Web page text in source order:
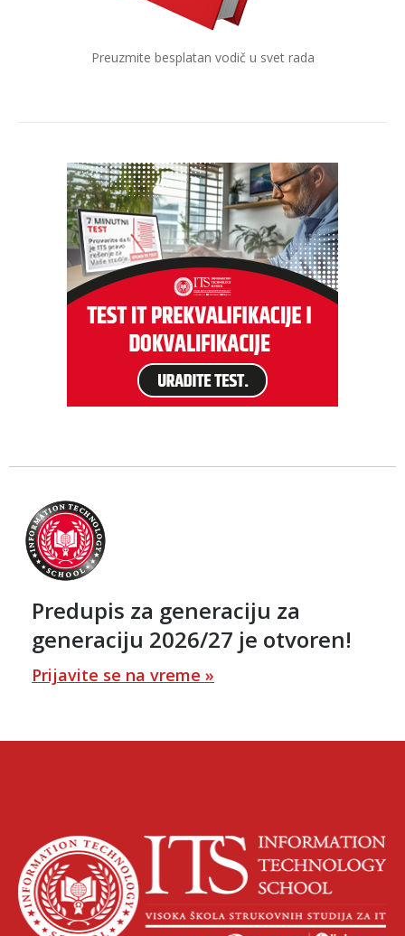
Preuzmite besplatan vodič u svet rada
Predupis za generaciju za
generaciju 2026/27 je otvoren!
Prijavite se na vreme »